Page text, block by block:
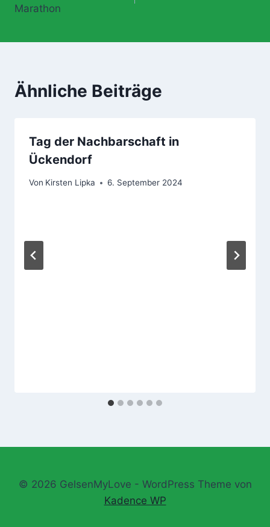
Marathon
Ähnliche Beiträge
Tag der Nachbarschaft in
Ückendorf
Von Kirsten Lipka 6. September 2024
© 2026 GelsenMyLove - WordPress Theme von
Kadence WP